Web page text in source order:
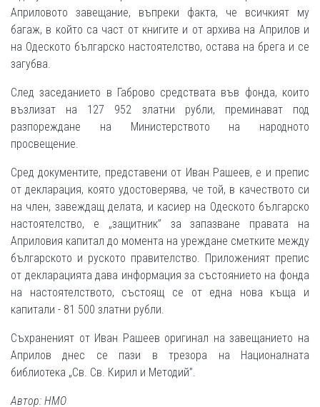
Априловото завещание, въпреки факта, че всичкият му
багаж, в който са част от книгите и от архива на Априлов и
на Одеското българско настоятелство, остава на брега и се
загубва.
След заседанието в Габрово средствата във фонда, които
възлизат на 127 952 златни рубли, преминават под
разпореждане на Министерството на народното
просвещение.
Сред документите, представени от Иван Рашеев, е и препис
от декларация, която удостоверява, че той, в качеството си
на член, завеждащ делата, и касиер на Одеското българско
настоятелство, е „защитник” за запазване правата на
Априловия капитал до момента на уреждане сметките между
българското и руското правителство. Приложеният препис
от декларацията дава информация за състоянието на фонда
на настоятелството, състоящ се от една нова къща и
капитали - 81 500 златни рубли.
Съхраненият от Иван Рашеев оригинал на завещанието на
Априлов днес се пази в трезора на Националната
библиотека „Св. Св. Кирил и Методий”.
Автор: НМО